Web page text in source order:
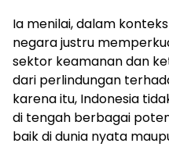
Ia menilai, dalam
negara justru
sektor keamanan dan
dari perlindungan
karena itu, Indonesia
di tengah berbagai
baik di dunia nyata